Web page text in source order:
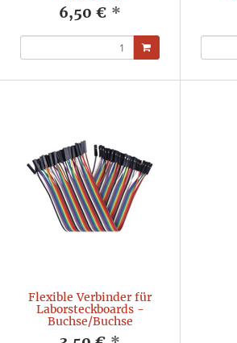
6,50 € *
Flexible Verbinder für
Laborsteckboards -
Buchse/Buchse